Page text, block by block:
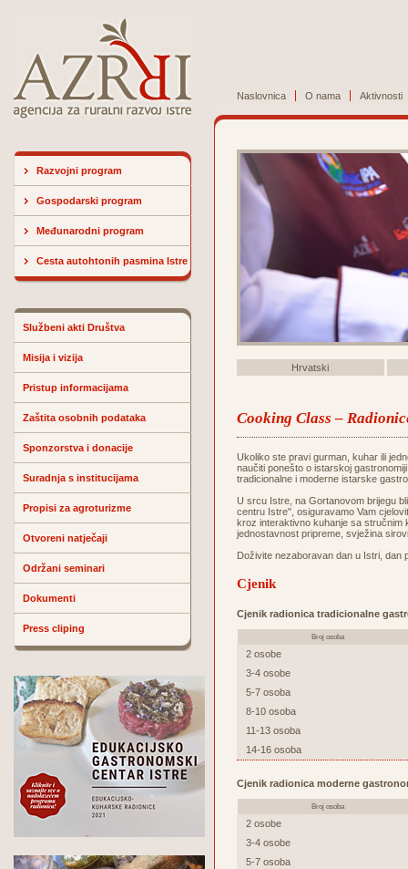
Naslovnica O nama Aktivnosti
Razvojni program
Gospodarski program
Međunarodni program
Cesta autohtonih pasmina Istre
Službeni akti Društva
Misija i vizija
Pristup informacijama
Zaštita osobnih podataka
Sponzorstva i donacije
Suradnja s institucijama
Propisi za agroturizme
Otvoreni natječaji
Održani seminari
Dokumenti
Press cliping
Hrvatski
Cooking Class –
Ukoliko ste pravi gurman, kuhar ili
naučiti ponešto o istarskoj
tradicionalne i moderne istarske
U srcu Istre, na Gortanovom brijegu
centru Istre", osiguravamo Vam
kroz interaktivno kuhanje sa stručnim
jednostavnost pripreme, svježina
Doživite nezaboravan dan u Istri, dan
Cjenik
Cjenik radionica tradicionalne
Broj osoba
2 osobe
3-4 osobe
5-7 osoba
8-10 osoba
11-13 osoba
14-16 osoba
Cjenik radionica moderne
Broj osoba
2 osobe
3-4 osobe
5-7 osoba